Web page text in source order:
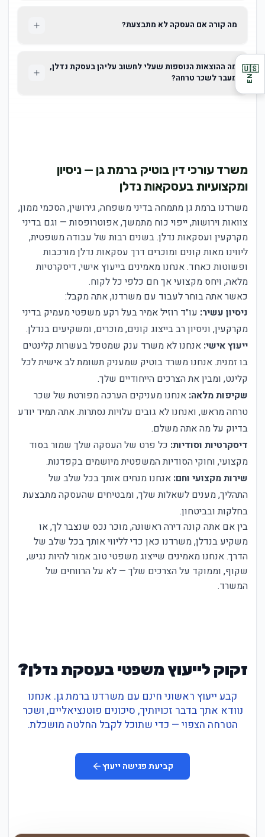
מה קורה אם העסקה לא מתבצעת?
מה ההוצאות הנוספות שעלי לחשוב עליהן בעסקת נדלן,
מעבר לשכר טרחה?
משרד עורכי דין בוטיק ברמת גן — ניסיון
ומקצועיות בעסקאות נדלן
משרדנו ברמת גן מתמחה בדיני משפחה, גירושין, הסכמי ממון,
צוואות וירושות, ייפוי כוח מתמשך, אפוטרופסות — וגם בדיני
מקרקעין ועסקאות נדלן. בשנים רבות של עבודה משפטית,
ליווינו מאות קונים ומוכרים דרך עסקאות נדלן מורכבות
ופשוטות כאחד. אנחנו מאמינים בייעוץ אישי, דיסקרטיות
מלאה, ויחס מקצועי אך חם כלפי כל לקוח.
כאשר אתה בוחר לעבוד עם משרדנו, אתה מקבל:
ניסיון עשיר: עו״ד רוזיל אמיר בעל רקע משפטי מעמיק בדיני
מקרקעין, וניסיון רב בייצוג קונים, מוכרים, ומשקיעים בנדלן.
ייעוץ אישי: אנחנו לא משרד ענק שמטפל בעשרות קלינטים
בו זמנית. אנחנו משרד בוטיק שמעניק תשומת לב אישית לכל
קלינט, ומבין את הצרכים הייחודיים שלך.
שקיפות מלאה: אנחנו מעניקים הערכה מפורטת של שכר
טרחה מראש, ואנחנו לא גובים עלויות נסתרות. אתה תמיד יודע
בדיוק על מה אתה משלם.
דיסקרטיות וסודיות: כל פרט של העסקה שלך שמור בסוד
מקצועי, וחוקי הסודיות המשפטית מיושמים בקפדנות.
שירות מקצועי וחם: אנחנו מנחים אותך בכל שלב של
התהליך, מענים לשאלות שלך, ומבטיחים שהעסקה מתבצעת
בחלקות ובביטחון.
בין אם אתה קונה דירה ראשונה, מוכר נכס שנצבר לך, או
משקיע בנדלן, משרדנו כאן כדי לליווי אותך בכל שלב של
הדרך. אנחנו מאמינים שייצוג משפטי טוב אמור להיות נגיש,
שקוף, וממוקד על הצרכים שלך — לא על הרווחים של
המשרד.
זקוק לייעוץ משפטי בעסקת נדלן?
קבע ייעוץ ראשוני חינם עם משרדנו ברמת גן. אנחנו
נוודא אתך בדבר זכויותיך, סיכונים פוטנציאליים, ושכר
הטרחה הצפוי — כדי שתוכל לקבל החלטה מושכלת.
קביעת פגישה ייעוץ
🇺🇸
EN